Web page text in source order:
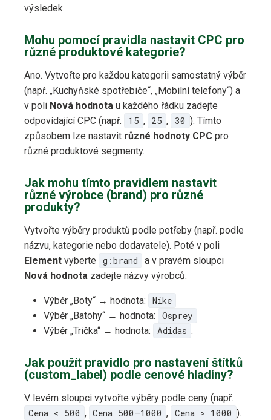
výsledek.
Mohu pomocí pravidla nastavit CPC pro
různé produktové kategorie?
Ano. Vytvořte pro každou kategorii samostatný výběr
(např. „Kuchyňské spotřebiče“, „Mobilní telefony“) a
v poli Nová hodnota u každého řádku zadejte
odpovídající CPC (např.
15 , 25 , 30 ). Tímto
způsobem lze nastavit různé hodnoty CPC pro
různé produktové segmenty.
Jak mohu tímto pravidlem nastavit
různé výrobce (brand) pro různé
produkty?
Vytvořte výběry produktů podle potřeby (např. podle
názvu, kategorie nebo dodavatele). Poté v poli
Element vyberte g:brand
a v pravém sloupci
Nová hodnota zadejte názvy výrobců:
Výběr „Boty“ → hodnota:
Nike
Výběr „Batohy“ → hodnota:
Osprey
Výběr „Trička“ → hodnota:
Adidas .
Jak použít pravidlo pro nastavení štítků
(custom_label) podle cenové hladiny?
V levém sloupci vytvořte výběry podle ceny (např.
Cena < 500 , Cena 500–1000 , Cena > 1000 ).